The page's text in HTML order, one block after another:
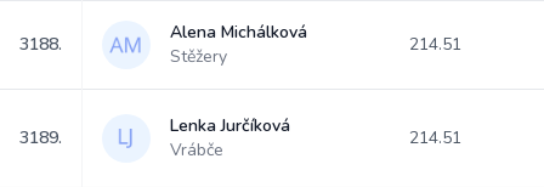
3188.
Alena Michálková
Stěžery
214.51
3189.
Lenka Jurčíková
Vrábče
214.51